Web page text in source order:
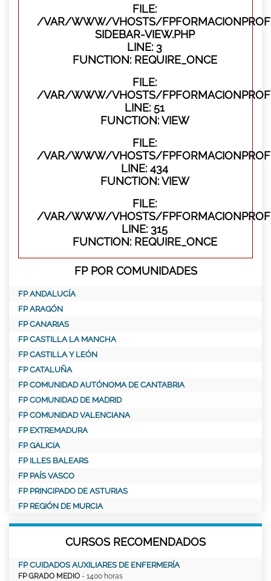
FILE:
/VAR/WWW/VHOSTS/
SIDEBAR-VIEW.PHP
LINE: 3
FUNCTION: REQUIRE_ONCE
FILE:
/VAR/WWW/VHOSTS/
LINE: 51
FUNCTION: VIEW
FILE:
/VAR/WWW/VHOSTS/
LINE: 434
FUNCTION: VIEW
FILE:
/VAR/WWW/VHOSTS/
LINE: 315
FUNCTION: REQUIRE_ONCE
FP POR COMUNIDADES
FP ANDALUCÍA
FP ARAGÓN
FP CANARIAS
FP CASTILLA LA MANCHA
FP CASTILLA Y LEÓN
FP CATALUÑA
FP COMUNIDAD AUTÓNOMA DE CANTABRIA
FP COMUNIDAD DE MADRID
FP COMUNIDAD VALENCIANA
FP EXTREMADURA
FP GALICIA
FP ILLES BALEARS
FP PAÍS VASCO
FP PRINCIPADO DE ASTURIAS
FP REGIÓN DE MURCIA
CURSOS RECOMENDADOS
FP CUIDADOS AUXILIARES DE ENFERMERÍA
FP GRADO MEDIO - 1400 horas